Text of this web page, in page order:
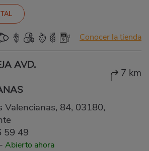
Conocer la tienda
AVD.
7 km
Valencianas, 84, 03180,
59 49
- Abierto ahora